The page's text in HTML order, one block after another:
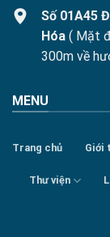
Số 01A45
Hóa ( Mặt
300m về
MENU
Trang chủ Giới
Thư viện